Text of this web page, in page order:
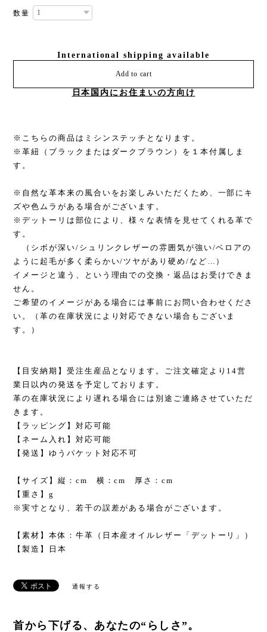
数量
International shipping available
Add to cart
日本国内にお住まいの方向け
※こちらの商品はミシンステッチとなります。
※革紐（ブラックまたはダークブラウン）を１本付属しま
す。
※自然な革本来の風合いをお楽しみいただくため、一部にキ
ズや色ムラがある場合がございます。
※デットーリは部位により、様々な表情を見せてくれる革で
す。
（シボが深い/シュリンクレザーの雰囲気が強い/ベロアの
ように起毛が多く柔らかい/ツヤがあり硬め/など…）
イメージと違う、という理由での交換・返品はお受けできま
せん。
ご希望のイメージがある場合には事前にお問い合わせくださ
い。（革の在庫状況により対応できない場合もございま
す。）
【目安納期】受注生産品となります。ご注文確定より14営
業日以内の発送を予定しております。
革の在庫状況により遅れる場合には別途ご連絡させていただ
きます。
【ラッピング】対応可能
【ネーム入れ】対応可能
【発送】ゆうパケット対応不可
【サイズ】縦：cm 横：cm 厚さ：cm
【重さ】g
※実寸となり、若干の誤差がある場合がございます。
【素材】本体：牛革（日本産オイルレザー「デットーリ」）
【製造】日本
通報する
首から下げる、あなたの“らしさ”。